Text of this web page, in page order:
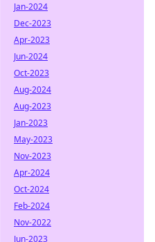
Jan-2024
Dec-2023
Apr-2023
Jun-2024
Oct-2023
Aug-2024
Aug-2023
Jan-2023
May-2023
Nov-2023
Apr-2024
Oct-2024
Feb-2024
Nov-2022
Jun-2023